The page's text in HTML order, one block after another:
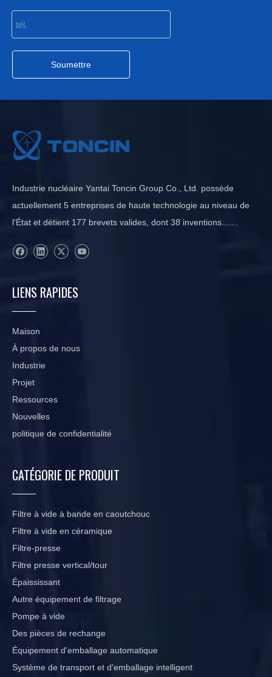
Soumettre
Industrie nucléaire Yantai Toncin Group Co., Ltd. possède
actuellement 5 entreprises de haute technologie au niveau de
l'État et détient 177 brevets valides, dont 38 inventions.......
LIENS RAPIDES
Maison
À propos de nous
Industrie
Projet
Ressources
Nouvelles
politique de confidentialité
CATÉGORIE DE PRODUIT
Filtre à vide à bande en caoutchouc
Filtre à vide en céramique
Filtre-presse
Filtre presse vertical/tour
Épaississant
Autre équipement de filtrage
Pompe à vide
Des pièces de rechange
Équipement d'emballage automatique
Système de transport et d'emballage intelligent